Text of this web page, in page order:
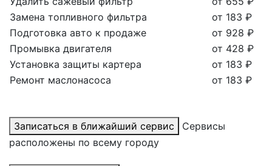
Замена топливного фильтра
от 183 ₽
Подготовка авто к продаже
от 928 ₽
Промывка двигателя
от 428 ₽
Установка защиты картера
от 183 ₽
Ремонт маслонасоса
от 183 ₽
Записаться в ближайший сервис
Сервисы
расположены по всему городу